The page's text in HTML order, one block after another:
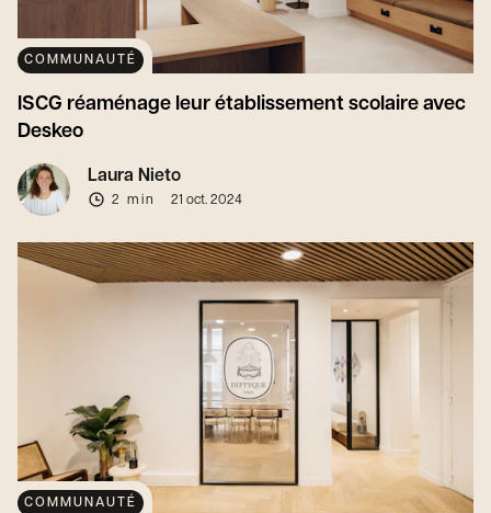
COMMUNAUTÉ
ISCG réaménage leur établissement scolaire avec
Deskeo
Laura Nieto
2 min 21 oct. 2024
COMMUNAUTÉ